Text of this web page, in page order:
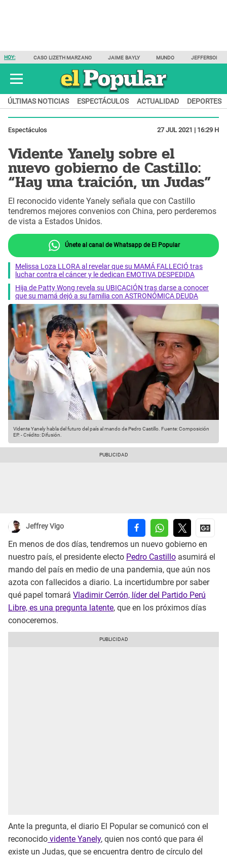
HOY: CASO LIZETH MARZANO JAIME BAYLY MUNDO JEFFERSON
ÚLTIMAS NOTICIAS ESPECTÁCULOS ACTUALIDAD DEPORTES
Espectáculos 27 JUL 2021 | 16:29 H
Vidente Yanely sobre el
nuevo gobierno de Castillo:
“Hay una traición, un Judas”
El reconocido vidente Yanely señala que con Castillo
tendremos mejores convenios con China, pero perderemos
de vista a Estados Unidos.
Únete al canal de Whatsapp de El Popular
Melissa Loza LLORA al revelar que su MAMÁ FALLECIÓ tras
luchar contra el cáncer y le dedican EMOTIVA DESPEDIDA
Hija de Patty Wong revela su UBICACIÓN tras darse a conocer
que su mamá dejó a su familia con ASTRONÓMICA DEUDA
Vidente Yanely habla del futuro del país al mando de Pedro Castillo. Fuente: Composición
EP. -Crédito: Difusión.
Jeffrey Vigo
En menos de dos días, tendremos un nuevo gobierno en
nuestro país, el presidente electo Pedro Castillo asumirá el
mando del país en medio de una pandemia, que aún nos
azota con fallecidos a diario. La incertidumbre por saber
qué papel tomará Vladimir Cerrón, líder del Partido Perú
Libre, es una pregunta latente, que en los próximos días
conoceremos.
Ante la pregunta, el diario El Popular se comunicó con el
reconocido vidente Yanely, quien nos contó que para él
existe un Judas, que se encuentra dentro de círculo del